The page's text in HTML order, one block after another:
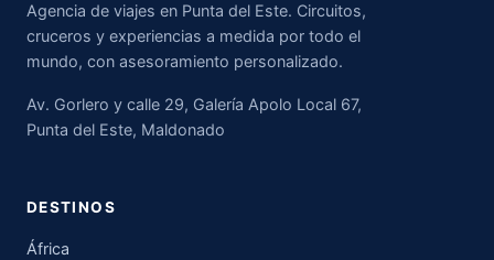
Agencia de viajes en Punta del Este. Circuitos,
cruceros y experiencias a medida por todo el
mundo, con asesoramiento personalizado.
Av. Gorlero y calle 29, Galería Apolo Local 67,
Punta del Este, Maldonado
DESTINOS
África